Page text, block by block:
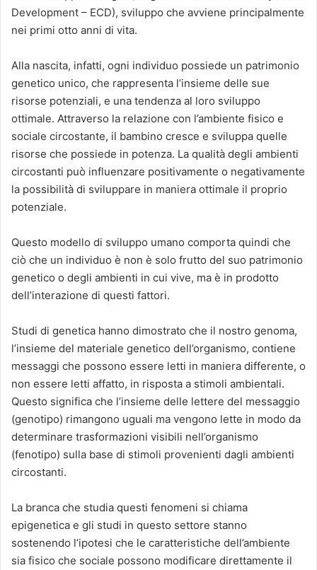
Development – ECD), sviluppo che avviene principalmente
nei primi otto anni di vita.
Alla nascita, infatti, ogni individuo possiede un patrimonio
genetico unico, che rappresenta l’insieme delle sue
risorse potenziali, e una tendenza al loro sviluppo
ottimale. Attraverso la relazione con l’ambiente fisico e
sociale circostante, il bambino cresce e sviluppa quelle
risorse che possiede in potenza. La qualità degli ambienti
circostanti può influenzare positivamente o negativamente
la possibilità di sviluppare in maniera ottimale il proprio
potenziale.
Questo modello di sviluppo umano comporta quindi che
ciò che un individuo è non è solo frutto del suo patrimonio
genetico o degli ambienti in cui vive, ma è in prodotto
dell’interazione di questi fattori.
Studi di genetica hanno dimostrato che il nostro genoma,
l’insieme del materiale genetico dell’organismo, contiene
messaggi che possono essere letti in maniera differente, o
non essere letti affatto, in risposta a stimoli ambientali.
Questo significa che l’insieme delle lettere del messaggio
(genotipo) rimangono uguali ma vengono lette in modo da
determinare trasformazioni visibili nell’organismo
(fenotipo) sulla base di stimoli provenienti dagli ambienti
circostanti.
La branca che studia questi fenomeni si chiama
epigenetica e gli studi in questo settore stanno
sostenendo l’ipotesi che le caratteristiche dell’ambiente
sia fisico che sociale possono modificare direttamente il